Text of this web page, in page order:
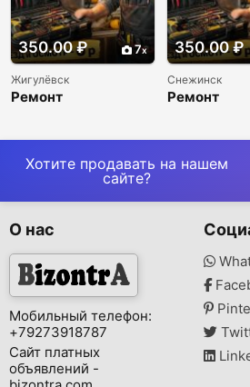
350.00 ₽ 7
Жигулёвск
Ремонт
недорого
350.00 ₽
Снежинск
Ремонт
недорого
Хотите продавать на нашем
сайте?
О нас
Мобильный телефон:
+79273918787
Сайт платных
объявлений -